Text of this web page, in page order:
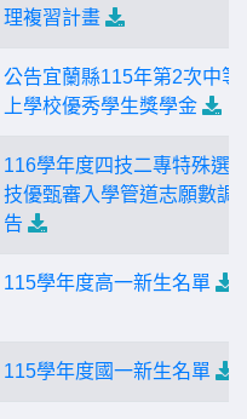
理複習計畫
公告宜蘭縣115年第2次中等
上學校優秀學生獎學金
116學年度四技二專特殊選
技優甄審入學管道志願數調
告
115學年度高一新生名單
115學年度國一新生名單